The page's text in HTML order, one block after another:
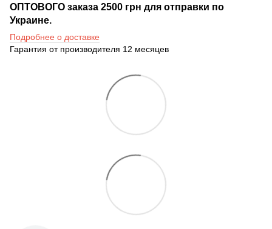
ОПТОВОГО заказа 2500 грн для отправки по
Украине.
Подробнее о доставке
Гарантия от производителя 12 месяцев